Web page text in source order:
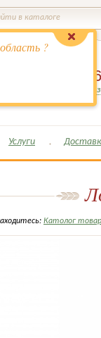
?
в каталоге
649-
Заказать обратный
Услуги
Католог